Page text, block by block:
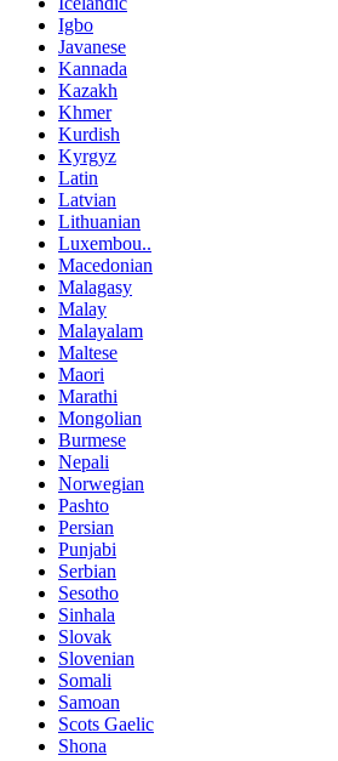
Igbo
Javanese
Kannada
Kazakh
Khmer
Kurdish
Kyrgyz
Latin
Latvian
Lithuanian
Luxembou..
Macedonian
Malagasy
Malay
Malayalam
Maltese
Maori
Marathi
Mongolian
Burmese
Nepali
Norwegian
Pashto
Persian
Punjabi
Serbian
Sesotho
Sinhala
Slovak
Slovenian
Somali
Samoan
Scots Gaelic
Shona